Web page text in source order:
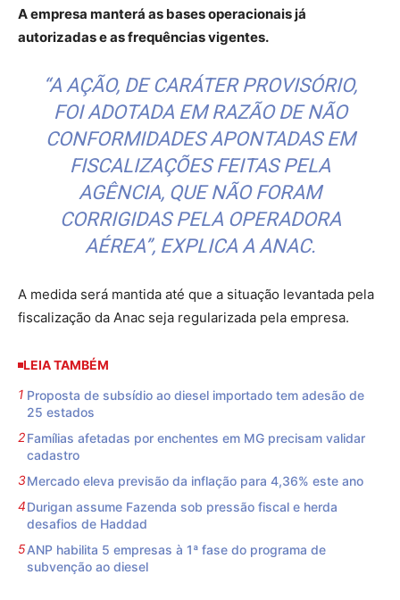
A empresa manterá as bases operacionais já
autorizadas e as frequências vigentes.
“A AÇÃO, DE CARÁTER PROVISÓRIO,
FOI ADOTADA EM RAZÃO DE NÃO
CONFORMIDADES APONTADAS EM
FISCALIZAÇÕES FEITAS PELA
AGÊNCIA, QUE NÃO FORAM
CORRIGIDAS PELA OPERADORA
AÉREA”, EXPLICA A ANAC.
A medida será mantida até que a situação levantada pela
fiscalização da Anac seja regularizada pela empresa.
LEIA TAMBÉM
Proposta de subsídio ao diesel importado tem adesão de
25 estados
Famílias afetadas por enchentes em MG precisam validar
cadastro
Mercado eleva previsão da inflação para 4,36% este ano
Durigan assume Fazenda sob pressão fiscal e herda
desafios de Haddad
ANP habilita 5 empresas à 1ª fase do programa de
subvenção ao diesel